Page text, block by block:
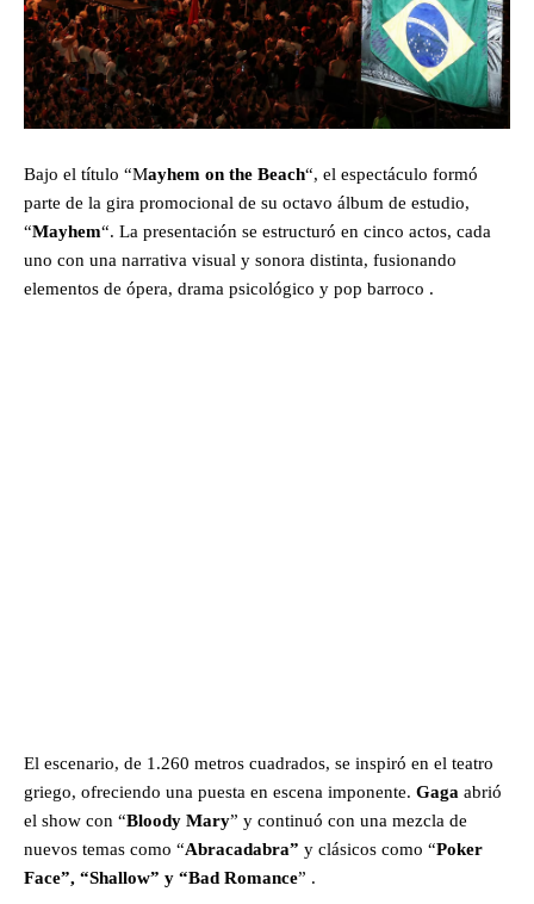
Bajo el título “Mayhem on the Beach“, el espectáculo formó
parte de la gira promocional de su octavo álbum de estudio,
“Mayhem“. La presentación se estructuró en cinco actos, cada
uno con una narrativa visual y sonora distinta, fusionando
elementos de ópera, drama psicológico y pop barroco .
El escenario, de 1.260 metros cuadrados, se inspiró en el teatro
griego, ofreciendo una puesta en escena imponente. Gaga abrió
el show con “Bloody Mary” y continuó con una mezcla de
nuevos temas como “Abracadabra” y clásicos como “Poker
Face”, “Shallow” y “Bad Romance” .